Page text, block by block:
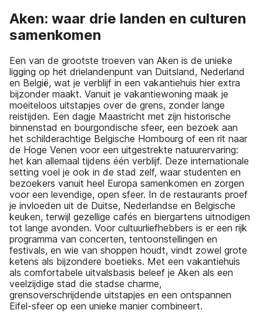
Aken: waar drie landen en culturen
samenkomen
Een van de grootste troeven van Aken is de unieke
ligging op het drielandenpunt van Duitsland, Nederland
en België, wat je verblijf in een vakantiehuis hier extra
bijzonder maakt. Vanuit je vakantiewoning maak je
moeiteloos uitstapjes over de grens, zonder lange
reistijden. Een dagje Maastricht met zijn historische
binnenstad en bourgondische sfeer, een bezoek aan
het schilderachtige Belgische Hombourg of een rit naar
de Hoge Venen voor een uitgestrekte natuurervaring:
het kan allemaal tijdens één verblijf. Deze internationale
setting voel je ook in de stad zelf, waar studenten en
bezoekers vanuit heel Europa samenkomen en zorgen
voor een levendige, open sfeer. In de restaurants proef
je invloeden uit de Duitse, Nederlandse en Belgische
keuken, terwijl gezellige cafés en biergartens uitnodigen
tot lange avonden. Voor cultuurliefhebbers is er een rijk
programma van concerten, tentoonstellingen en
festivals, en wie van shoppen houdt, vindt zowel grote
ketens als bijzondere boetieks. Met een vakantiehuis
als comfortabele uitvalsbasis beleef je Aken als een
veelzijdige stad die stadse charme,
grensoverschrijdende uitstapjes en een ontspannen
Eifel-sfeer op een unieke manier combineert.